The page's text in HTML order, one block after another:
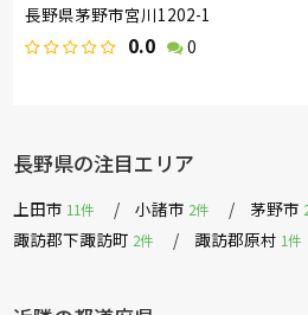
長野県茅野市宮川1202-1
0.0 0
長野県の注目エリア
上田市 11件 小諸市 2件 茅野市
諏訪郡下諏訪町 2件 諏訪郡原村 1件